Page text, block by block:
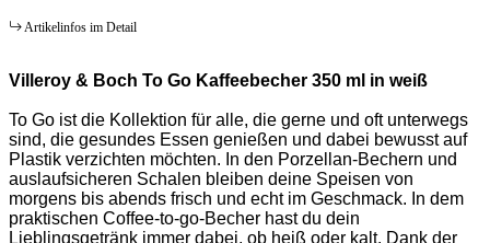
Artikelinfos im Detail
Villeroy & Boch To Go Kaffeebecher 350 ml in weiß
To Go ist die Kollektion für alle, die gerne und oft unterwegs
sind, die gesundes Essen genießen und dabei bewusst auf
Plastik verzichten möchten. In den Porzellan-Bechern und
auslaufsicheren Schalen bleiben deine Speisen von
morgens bis abends frisch und echt im Geschmack. In dem
praktischen Coffee-to-go-Becher hast du dein
Lieblingsgetränk immer dabei, ob heiß oder kalt. Dank der